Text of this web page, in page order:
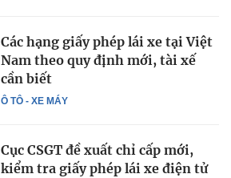
Ô TÔ - XE MÁY
Các hạng giấy phép lái xe tại Việt
Nam theo quy định mới, tài xế
cần biết
Cục CSGT đề xuất chỉ cấp mới,
kiểm tra giấy phép lái xe điện tử